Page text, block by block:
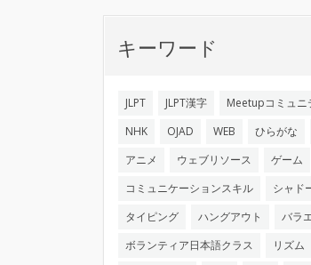
キーワード
JLPT JLPT漢字 Meetupコミュニ
NHK
OJAD WEB ひらがな
アニメ
ウェブリソース
ゲーム
コミュニケーションスキル
シャド
タイピング
ハングアウト
バラ
ボランティア日本語クラス
リズム